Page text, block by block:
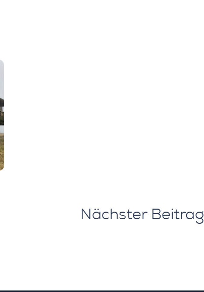
Nächster Beitrag